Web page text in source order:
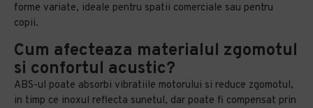
forme variate, ideale pentru spatii comerciale sau pentru
copii.
Cum afecteaza materialul zgomotul
si confortul acustic?
ABS-ul poate absorbi vibratiile motorului si reduce zgomotul,
in timp ce inoxul reflecta sunetul, dar poate fi compensat prin